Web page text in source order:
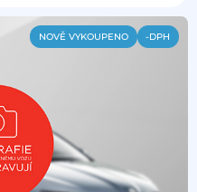
NOVĚ VYKOUPENO -DPH